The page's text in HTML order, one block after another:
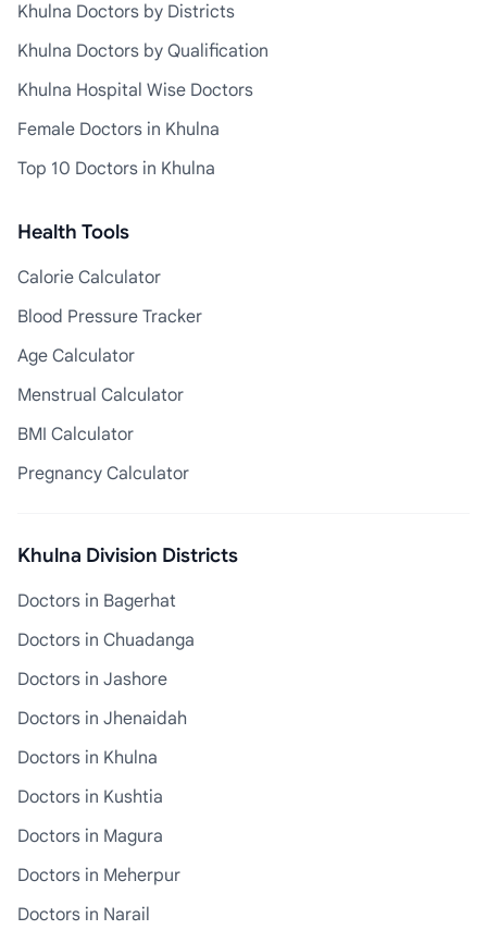
Khulna Doctors by Districts
Khulna Doctors by Qualification
Khulna Hospital Wise Doctors
Female Doctors in Khulna
Top 10 Doctors in Khulna
Health Tools
Calorie Calculator
Blood Pressure Tracker
Age Calculator
Menstrual Calculator
BMI Calculator
Pregnancy Calculator
Khulna Division Districts
Doctors in Bagerhat
Doctors in Chuadanga
Doctors in Jashore
Doctors in Jhenaidah
Doctors in Khulna
Doctors in Kushtia
Doctors in Magura
Doctors in Meherpur
Doctors in Narail